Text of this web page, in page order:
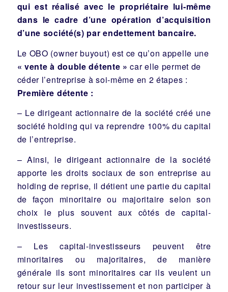
qui est réalisé avec le propriétaire lui-même
dans le cadre d’une opération d’acquisition
d’une société(s) par endettement bancaire.
Le OBO (owner buyout) est ce qu’on appelle une
« vente à double détente » car elle permet de
céder l’entreprise à soi-même en 2 étapes :
Première détente :
– Le dirigeant actionnaire de la société créé une
société holding qui va reprendre 100% du capital
de l’entreprise.
– Ainsi, le dirigeant actionnaire de la société
apporte les droits sociaux de son entreprise au
holding de reprise, il détient une partie du capital
de façon minoritaire ou majoritaire selon son
choix le plus souvent aux côtés de capital-
investisseurs.
– Les capital-investisseurs peuvent être
minoritaires ou majoritaires, de manière
générale ils sont minoritaires car ils veulent un
retour sur leur investissement et non participer à